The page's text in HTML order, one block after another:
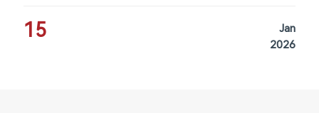
15
Jan
2026